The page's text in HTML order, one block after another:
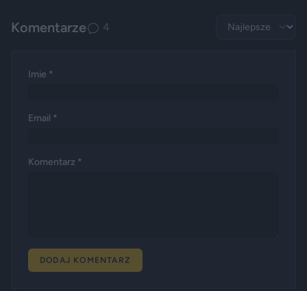
Komentarze 4
Imie *
Email *
Komentarz *
DODAJ KOMENTARZ